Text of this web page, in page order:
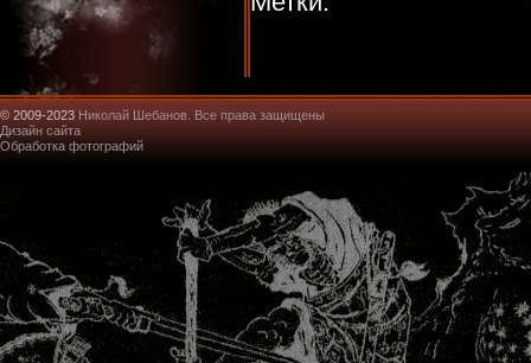
© 2009-2023 Николай Шебанов. Все права защищены
Дизайн сайта
Обработка фотографий